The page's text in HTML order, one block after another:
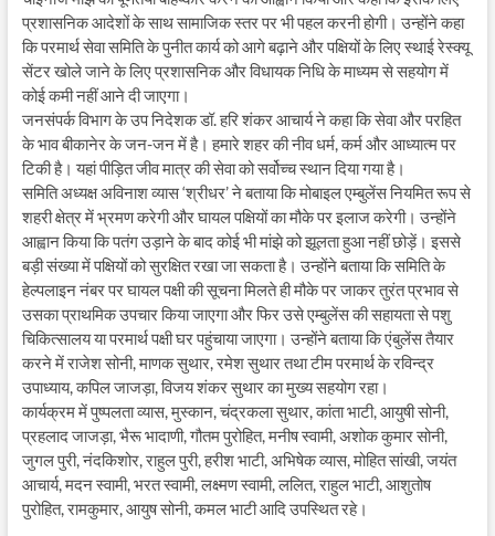
प्रशासनिक आदेशों के साथ सामाजिक स्तर पर भी पहल करनी होगी। उन्होंने कहा
कि परमार्थ सेवा समिति के पुनीत कार्य को आगे बढ़ाने और पक्षियों के लिए स्थाई रेस्क्यू
सेंटर खोले जाने के लिए प्रशासनिक और विधायक निधि के माध्यम से सहयोग में
कोई कमी नहीं आने दी जाएगा।
जनसंपर्क विभाग के उप निदेशक डॉ. हरि शंकर आचार्य ने कहा कि सेवा और परहित
के भाव बीकानेर के जन-जन में है। हमारे शहर की नीव धर्म, कर्म और आध्यात्म पर
टिकी है। यहां पीड़ित जीव मात्र की सेवा को सर्वोच्च स्थान दिया गया है।
समिति अध्यक्ष अविनाश व्यास ‘श्रीधर’ ने बताया कि मोबाइल एम्बुलेंस नियमित रूप से
शहरी क्षेत्र में भ्रमण करेगी और घायल पक्षियों का मौके पर इलाज करेगी। उन्होंने
आह्वान किया कि पतंग उड़ाने के बाद कोई भी मांझे को झूलता हुआ नहीं छोड़ें। इससे
बड़ी संख्या में पक्षियों को सुरक्षित रखा जा सकता है। उन्होंने बताया कि समिति के
हेल्पलाइन नंबर पर घायल पक्षी की सूचना मिलते ही मौके पर जाकर तुरंत प्रभाव से
उसका प्राथमिक उपचार किया जाएगा और फिर उसे एम्बुलेंस की सहायता से पशु
चिकित्सालय या परमार्थ पक्षी घर पहुंचाया जाएगा। उन्होंने बताया कि एंबुलेंस तैयार
करने में राजेश सोनी, माणक सुथार, रमेश सुथार तथा टीम परमार्थ के रविन्द्र
उपाध्याय, कपिल जाजड़ा, विजय शंकर सुथार का मुख्य सहयोग रहा।
कार्यक्रम में पुष्पलता व्यास, मुस्कान, चंद्रकला सुथार, कांता भाटी, आयुषी सोनी,
प्रहलाद जाजड़ा, भैरू भादाणी, गौतम पुरोहित, मनीष स्वामी, अशोक कुमार सोनी,
जुगल पुरी, नंदकिशोर, राहुल पुरी, हरीश भाटी, अभिषेक व्यास, मोहित सांखी, जयंत
आचार्य, मदन स्वामी, भरत स्वामी, लक्ष्मण स्वामी, ललित, राहुल भाटी, आशुतोष
पुरोहित, रामकुमार, आयुष सोनी, कमल भाटी आदि उपस्थित रहे।